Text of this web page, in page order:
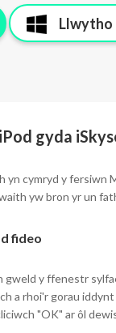
Llwytho
gyda
cymryd y
yw bron yr un
fideo
y ffenestr
a rhoi'r gorau
"OK" ar ôl